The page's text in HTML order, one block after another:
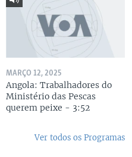
MARÇO 12, 2025
Angola: Trabalhadores do
Ministério das Pescas
querem peixe - 3:52
Ver todos os Programas